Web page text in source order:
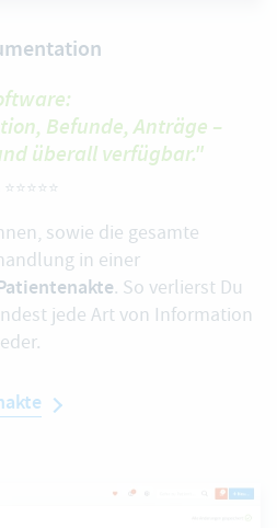
Befunde, Anträge –
überall verfügbar."
sowie die gesamte
in einer
. So verlierst Du
jede Art von Information